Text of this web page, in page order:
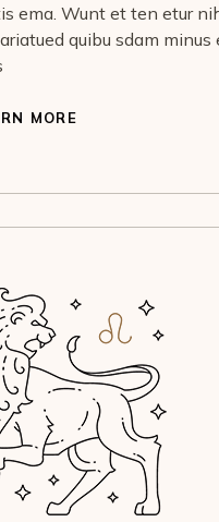
ema. Wunt et ten etur
quibu sdam minus
MORE